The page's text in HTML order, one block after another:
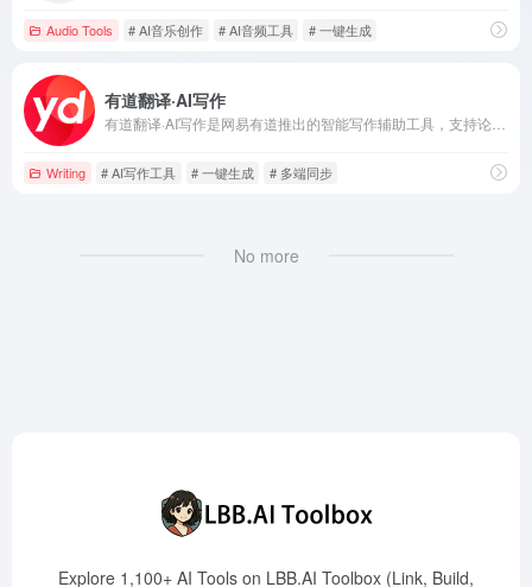
Audio Tools # AI音乐创作 # AI音频工具 # 一键生成
有道翻译·AI写作
Writing # AI写作工具 # 一键生成 # 多端同步
No more
Explore 1,100+ AI Tools on LBB.AI Toolbox (Link, Build,